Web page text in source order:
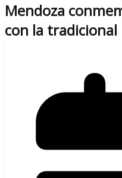
Mendoza
con la tradicional